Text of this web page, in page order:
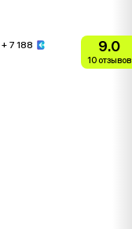
+ 7 188 9.0
10 отзывов